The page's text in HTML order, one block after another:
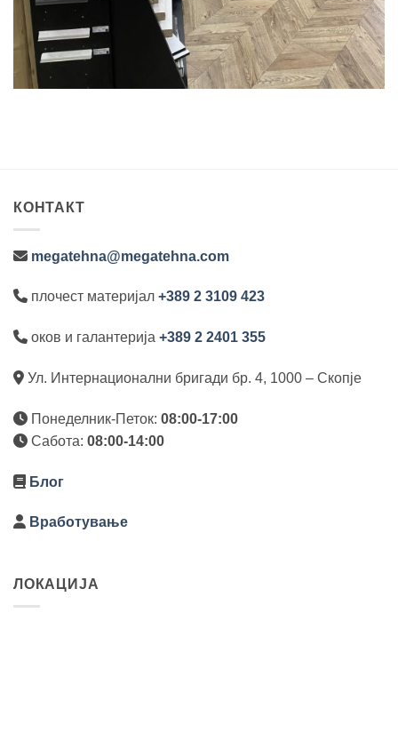
КОНТАКТ
megatehna@megatehna.com
плочест материјал +389 2 3109 423
оков и галантерија +389 2 2401 355
Ул. Интернационални бригади бр. 4, 1000 – Скопје
Понеделник-Петок: 08:00-17:00
Сабота: 08:00-14:00
Блог
Вработување
ЛОКАЦИЈА